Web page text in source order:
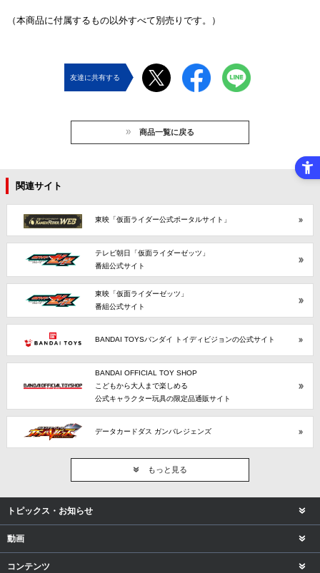
（本商品に付属するもの以外すべて別売りです。）
友達に共有する
商品一覧に戻る
関連サイト
東映「仮面ライダー公式ポータルサイト」
テレビ朝日「仮面ライダーゼッツ」
番組公式サイト
東映「仮面ライダーゼッツ」
番組公式サイト
BANDAI TOYSバンダイ トイディビジョンの公式サイト
BANDAI OFFICIAL TOY SHOP
こどもから大人まで楽しめる
公式キャラクター玩具の限定品通販サイト
データカードダス ガンバレジェンズ
もっと見る
トピックス・お知らせ
動画
コンテンツ